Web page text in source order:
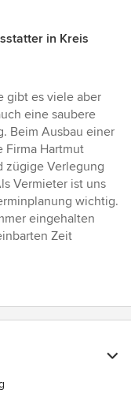
in Kreis
gibt es viele aber
eine saubere
Beim Ausbau einer
Firma Hartmut
zügige Verlegung
Vermieter ist uns
wichtig.
eingehalten
Zeit